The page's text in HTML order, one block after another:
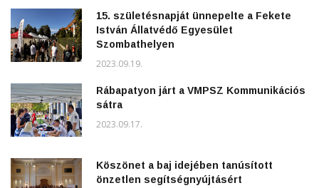
15. születésnapját ünnepelte a Fekete
István Állatvédő Egyesület
Szombathelyen
2023.09.19.
Rábapatyon járt a VMPSZ Kommunikációs
sátra
2023.09.17.
Köszönet a baj idejében tanúsított
önzetlen segítségnyújtásért